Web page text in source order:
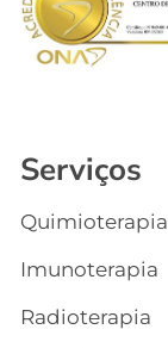
Serviços
Quimioterapia
Imunoterapia
Radioterapia